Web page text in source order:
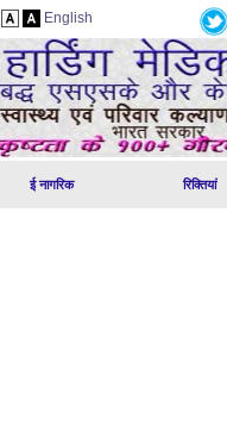
English
ई नागरिक रिक्तियां